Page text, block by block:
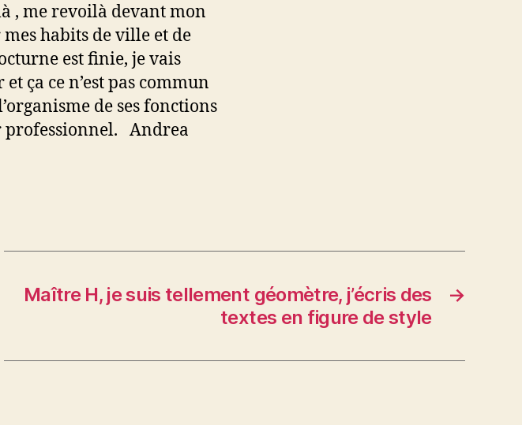
, me revoilà devant mon
habits de ville et de
est finie, je vais
ça ce n’est pas commun
de ses fonctions
Andrea
→
Maître H, je suis tellement géomètre, j’écris des
textes en figure de style